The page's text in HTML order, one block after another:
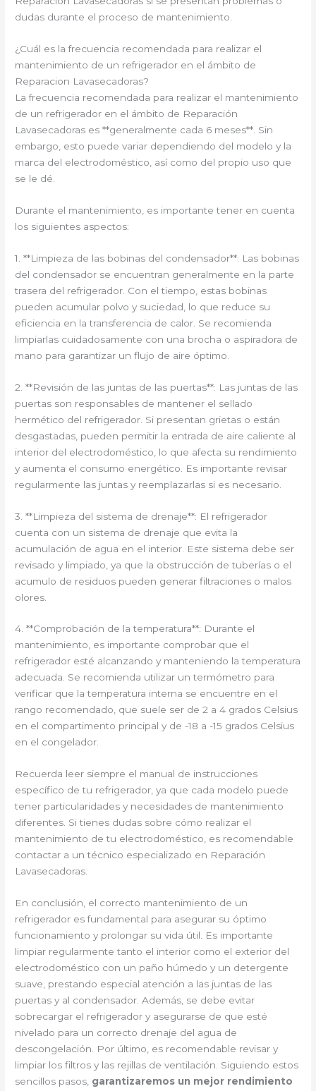
dudas durante el proceso de mantenimiento.
¿Cuál es la frecuencia recomendada para realizar el
mantenimiento de un refrigerador en el ámbito de
Reparacion Lavasecadoras?
La frecuencia recomendada para realizar el mantenimiento
de un refrigerador en el ámbito de Reparación
Lavasecadoras es **generalmente cada 6 meses**. Sin
embargo, esto puede variar dependiendo del modelo y la
marca del electrodoméstico, así como del propio uso que
se le dé.
Durante el mantenimiento, es importante tener en cuenta
los siguientes aspectos:
1. **Limpieza de las bobinas del condensador**: Las bobinas
del condensador se encuentran generalmente en la parte
trasera del refrigerador. Con el tiempo, estas bobinas
pueden acumular polvo y suciedad, lo que reduce su
eficiencia en la transferencia de calor. Se recomienda
limpiarlas cuidadosamente con una brocha o aspiradora de
mano para garantizar un flujo de aire óptimo.
2. **Revisión de las juntas de las puertas**: Las juntas de las
puertas son responsables de mantener el sellado
hermético del refrigerador. Si presentan grietas o están
desgastadas, pueden permitir la entrada de aire caliente al
interior del electrodoméstico, lo que afecta su rendimiento
y aumenta el consumo energético. Es importante revisar
regularmente las juntas y reemplazarlas si es necesario.
3. **Limpieza del sistema de drenaje**: El refrigerador
cuenta con un sistema de drenaje que evita la
acumulación de agua en el interior. Este sistema debe ser
revisado y limpiado, ya que la obstrucción de tuberías o el
acumulo de residuos pueden generar filtraciones o malos
olores.
4. **Comprobación de la temperatura**: Durante el
mantenimiento, es importante comprobar que el
refrigerador esté alcanzando y manteniendo la temperatura
adecuada. Se recomienda utilizar un termómetro para
verificar que la temperatura interna se encuentre en el
rango recomendado, que suele ser de 2 a 4 grados Celsius
en el compartimento principal y de -18 a -15 grados Celsius
en el congelador.
Recuerda leer siempre el manual de instrucciones
específico de tu refrigerador, ya que cada modelo puede
tener particularidades y necesidades de mantenimiento
diferentes. Si tienes dudas sobre cómo realizar el
mantenimiento de tu electrodoméstico, es recomendable
contactar a un técnico especializado en Reparación
Lavasecadoras.
En conclusión, el correcto mantenimiento de un
refrigerador es fundamental para asegurar su óptimo
funcionamiento y prolongar su vida útil. Es importante
limpiar regularmente tanto el interior como el exterior del
electrodoméstico con un paño húmedo y un detergente
suave, prestando especial atención a las juntas de las
puertas y al condensador. Además, se debe evitar
sobrecargar el refrigerador y asegurarse de que esté
nivelado para un correcto drenaje del agua de
descongelación. Por último, es recomendable revisar y
limpiar los filtros y las rejillas de ventilación. Siguiendo estos
sencillos pasos, garantizaremos un mejor rendimiento